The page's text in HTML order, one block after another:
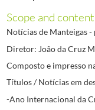
Scope and content
Notícias de Manteigas
Diretor: João da Cruz
Composto e impresso
Títulos / Notícias em
-Ano Internacional da